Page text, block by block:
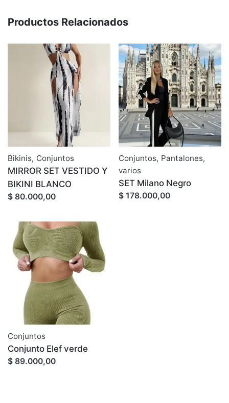
Productos Relacionados
Bikinis, Conjuntos
MIRROR SET VESTIDO Y
BIKINI BLANCO
$ 80.000,00
Conjuntos, Pantalones,
varios
SET Milano Negro
$ 178.000,00
Conjuntos
Conjunto Elef verde
$ 89.000,00